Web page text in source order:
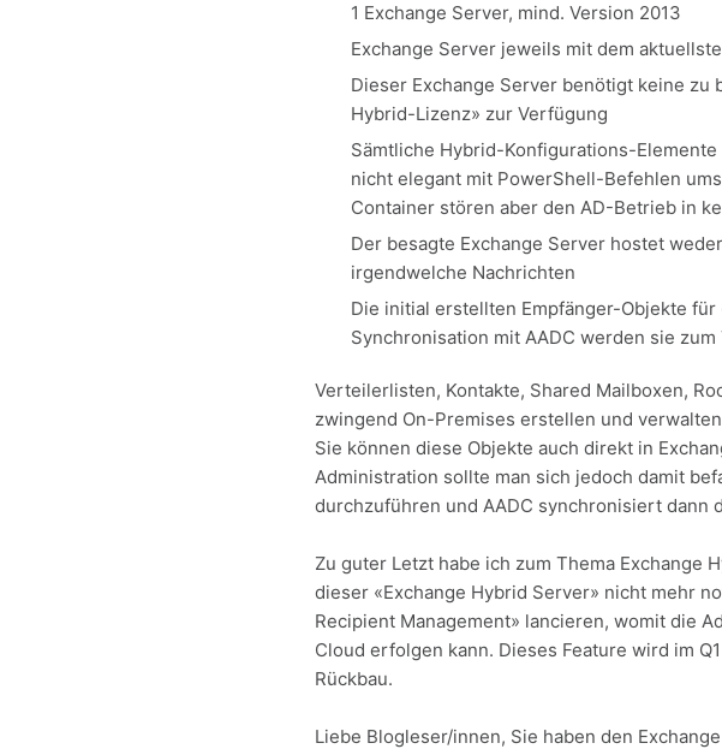
1 Exchange Server, mind. Version 2013
Exchange Server jeweils mit dem
Dieser Exchange Server benötigt keine
Hybrid-Lizenz» zur Verfügung
Sämtliche Hybrid-Konfigurations-
nicht elegant mit PowerShell-Befehlen
Container stören aber den AD-Betrieb in
Der besagte Exchange Server hostet
irgendwelche Nachrichten
Die initial erstellten Empfänger-Objekte
Synchronisation mit AADC werden sie
Verteilerlisten, Kontakte, Shared Mailboxen,
zwingend On-Premises erstellen und
Sie können diese Objekte auch direkt in
Administration sollte man sich jedoch damit
durchzuführen und AADC synchronisiert dann
Zu guter Letzt habe ich zum Thema Exchange
dieser «Exchange Hybrid Server» nicht mehr
Recipient Management» lancieren, womit die
Cloud erfolgen kann. Dieses Feature wird im
Rückbau.
Liebe Blogleser/innen, Sie haben den